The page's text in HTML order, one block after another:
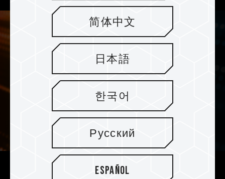
简体中文
日本語
한국어
Русский
Español